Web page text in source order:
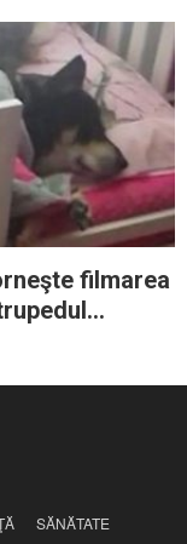
filmarea
SĂNĂTATE